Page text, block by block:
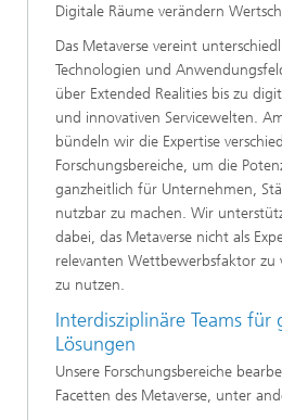
Digitale Räume verändern
Das Metaverse vereint
Technologien und
über Extended Realities bis zu
und innovativen Servicewelten.
bündeln wir die Expertise
Forschungsbereiche, um die
ganzheitlich für Unternehmen,
nutzbar zu machen. Wir
dabei, das Metaverse nicht als
relevanten Wettbewerbsfaktor zu
zu nutzen.
Interdisziplinäre Teams für
Lösungen
Unsere Forschungsbereiche
Facetten des Metaverse, unter